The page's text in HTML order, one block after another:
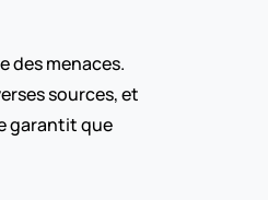
des menaces.
sources, et
garantit que